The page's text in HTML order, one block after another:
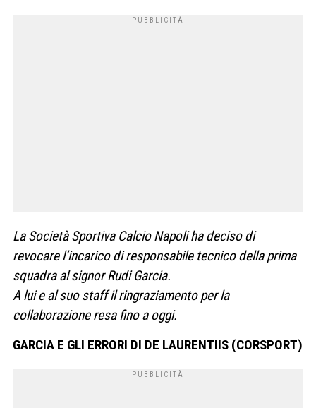
La Società Sportiva Calcio Napoli ha deciso di
revocare l’incarico di responsabile tecnico della prima
squadra al signor Rudi Garcia.
A lui e al suo staff il ringraziamento per la
collaborazione resa fino a oggi.
GARCIA E GLI ERRORI DI DE LAURENTIIS (CORSPORT)